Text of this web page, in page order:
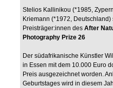
Stelios Kallinikou (*1985,
Kriemann (*1972, Deutschland)
Preisträger:innen des After
Photography Prize 26
Der südafrikanische Künstler
in Essen mit dem 10.000 Euro
Preis ausgezeichnet worden.
Geburtstages wird in diesem